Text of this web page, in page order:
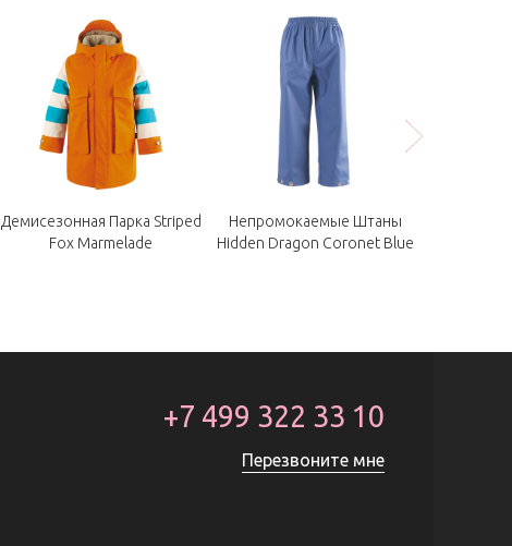
Демисезонная Парка Striped
Fox Marmelade
Непромокаемые Штаны
Hidden Dragon Coronet Blue
+7 499 322 33 10
Перезвоните мне